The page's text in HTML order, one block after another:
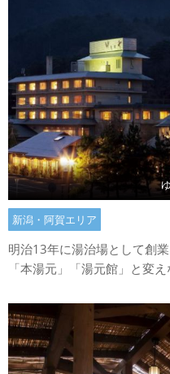
新潟・阿賀エリア
明治13年に湯治場として創
「本湯元」「湯元館」と変